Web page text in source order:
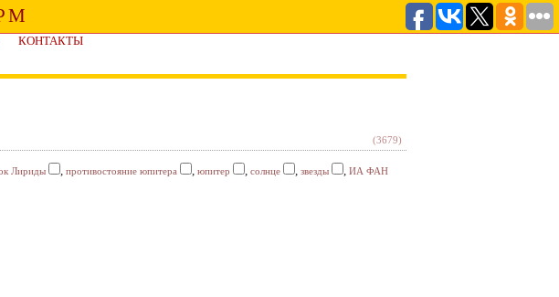
КОНТАКТЫ
(3679)
Лириды , противостояние юпитера , юпитер , солнце , звезды , ИА ФАН